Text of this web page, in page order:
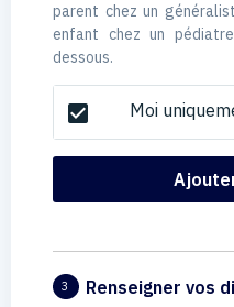
parent chez un
enfant chez un
dessous.
check_box Moi
3 Renseigner vos